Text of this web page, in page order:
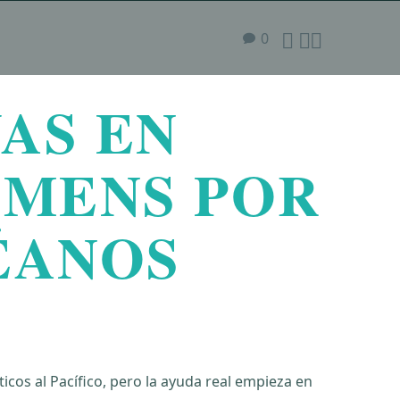
0  
EN
POR
al Pacífico, pero la ayuda real empieza en